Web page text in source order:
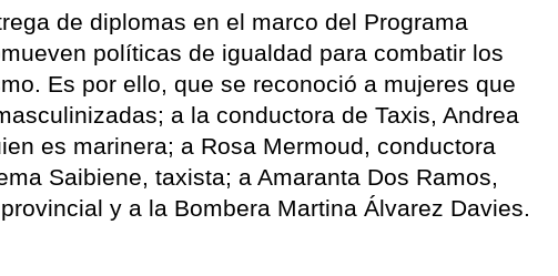
de diplomas en el marco del Programa
políticas de igualdad para combatir los
Es por ello, que se reconoció a mujeres que
a la conductora de Taxis, Andrea
es marinera; a Rosa Mermoud, conductora
Saibiene, taxista; a Amaranta Dos Ramos,
y a la Bombera Martina Álvarez Davies.